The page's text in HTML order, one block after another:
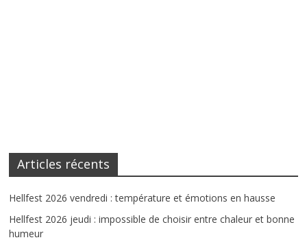
Articles récents
Hellfest 2026 vendredi : température et émotions en hausse
Hellfest 2026 jeudi : impossible de choisir entre chaleur et bonne
humeur